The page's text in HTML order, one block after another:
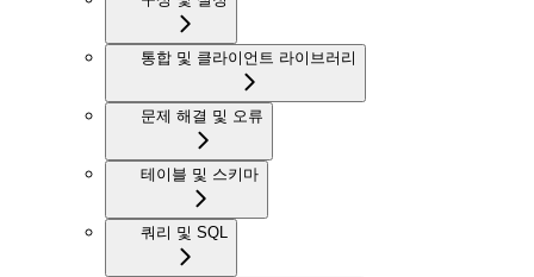
통합 및 클라이언트 라이브러리
문제 해결 및 오류
테이블 및 스키마
쿼리 및 SQL